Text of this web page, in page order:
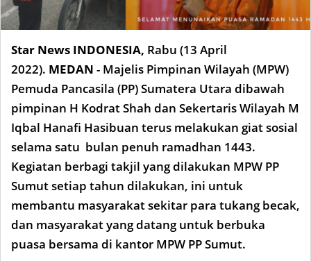
Star News INDONESIA, Rabu (13 April
2022). MEDAN - Majelis Pimpinan Wilayah (MPW)
Pemuda Pancasila (PP) Sumatera Utara dibawah
pimpinan H Kodrat Shah dan Sekertaris Wilayah M
Iqbal Hanafi Hasibuan terus melakukan giat sosial
selama satu bulan penuh ramadhan 1443.
Kegiatan berbagi takjil yang dilakukan MPW PP
Sumut setiap tahun dilakukan, ini untuk
membantu masyarakat sekitar para tukang becak,
dan masyarakat yang datang untuk berbuka
puasa bersama di kantor MPW PP Sumut.